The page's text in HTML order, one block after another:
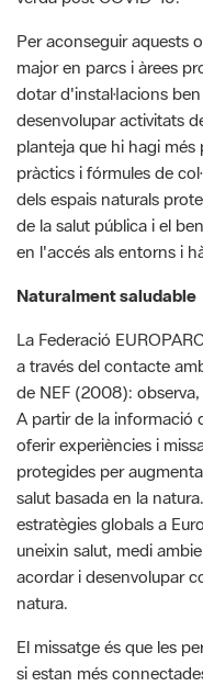
dotar d'instal·lacions
desenvolupar activitats
planteja que hi hagi
pràctics i fórmules de
dels espais naturals
de la salut pública i el
en l'accés als entorns i
Naturalment saludable
La Federació
a través del contacte
A partir de la informació
oferir experiències i
protegides per
salut basada en la
estratègies globals a
uneixin salut, medi
acordar i desenvolupar
natura.
El missatge és que les
si estan més
programa passa tant
conservació de la natura